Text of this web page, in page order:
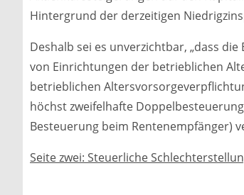
Hintergrund der derzeitigen
Deshalb sei es unverzichtbar, „dass
von Einrichtungen der betrieblichen
betrieblichen
höchst zweifelhafte
Besteuerung beim Rentenempfänger)
Seite zwei: Steuerliche